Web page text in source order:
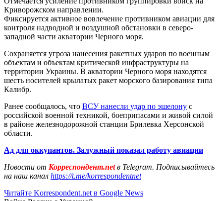
Криворожском направлении.
Фиксируется активное вовлечение противником авиации для
контроля надводной и воздушной обстановки в северо-
западной части акватории Черного моря.
Сохраняется угроза нанесения ракетных ударов по военным
объектам и объектам критической инфраструктуры на
территории Украины. В акватории Черного моря находятся
шесть носителей крылатых ракет морского базирования типа
Калибр.
Ранее сообщалось, что ВСУ нанесли удар по эшелону с
российской военной техникой, боеприпасами и живой силой
в районе железнодорожной станции Брилевка Херсонской
области.
Ад для оккупантов. Залужный показал работу авиации
Новости от Корреспондент.netв Telegram. Подписывайтесь
на наш канал https://t.me/korrespondentnet
Читайте Korrespondent.net в Google News